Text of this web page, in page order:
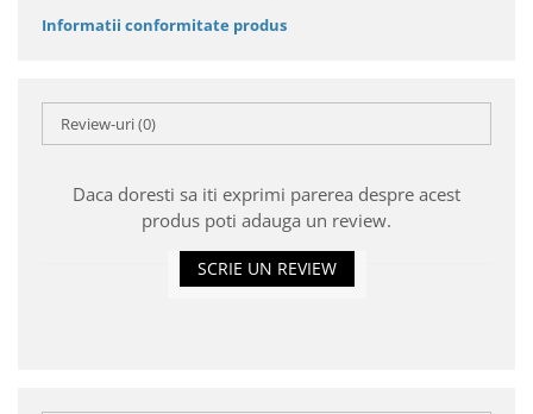
Informatii conformitate produs
Review-uri(0)
Daca doresti sa iti exprimi parerea despre acest
produs poti adauga un review.
SCRIE UN REVIEW